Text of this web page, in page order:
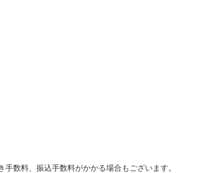
手数料、振込手数料がかかる場合もございます。